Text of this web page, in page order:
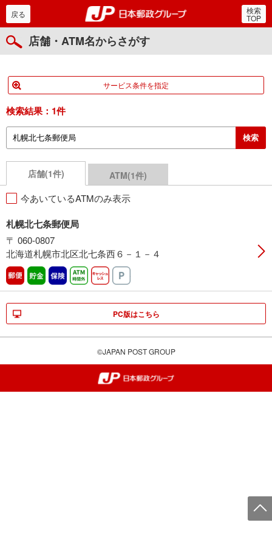
郵便局・日本郵政グルー
戻る 検索
TOP
店舗・ATM名からさがす
サービス条件を指定
検索結果： 1件
店舗(1件) ATM(1件)
今あいているATMのみ表示
札幌北七条郵便局
〒 060-0807
北海道札幌市北区北七条西６－１－４
郵便 貯金 保険 ATM時間外キャッシュレス
PC版はこちら
©JAPAN POST GROUP